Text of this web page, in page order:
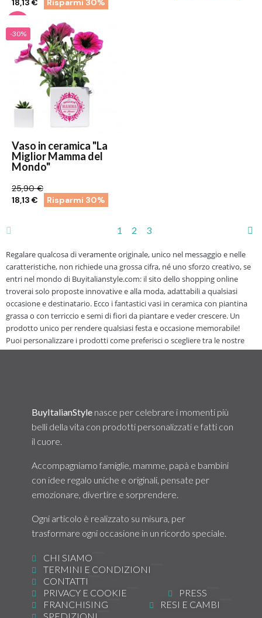
18,13 €
Risparmi 30%
-30%
Vaso in ceramica "La
Miglior Mamma del
Mondo"
25,90 €
18,13 €
Risparmi 30%
1 2 3
Regalare qualcosa di veramente originale, unico nel messaggio e nelle
caratteristiche, non richiede una grossa cifra, né uno sforzo creativo, se
entri nel mondo di Buyitalianstyle.com: il sito dello shopping online
troverai solo proposte innovative e alla moda, adattabili a qualsiasi
occasione e destinatario. Ecco i fantastici vasi in ceramica con piantina
grassa o con terriccio e semi di fiori da piantare e veder crescere. Un
prodotto unico per rendere qualsiasi festa e occasione memorabile!
Puoi personalizzare i prodotti come preferisci o scegliere tra le nostre
proposte. Per regalare un sorriso a tutte le persone cui vuoi bene, fidati
BuyItalianStyle nasce per celebrare i momenti più
belli della vita con prodotti personalizzati e fatti con
il cuore.
Accompagniamo famiglie, mamme, papà e bambini
con idee regalo uniche e originali, pensate per
emozionare, divertire e sorprendere.
Ogni articolo è realizzato su misura, per
trasformare ogni occasione in un ricordo speciale.
CHI SIAMO
TERMINI E CONDIZIONI
CONTATTI
PRIVACY E COOKIE
PRESS
FRANCHISING
RESI E CAMBI